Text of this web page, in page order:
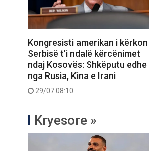
Kongresisti amerikan i kërkon
Serbisë t’i ndalë kërcënimet
ndaj Kosovës: Shkëputu edhe
nga Rusia, Kina e Irani
29/07 08:10
Kryesore »